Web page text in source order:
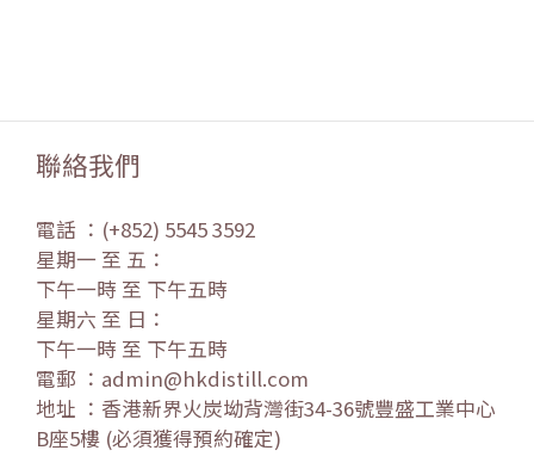
聯絡我們
電話 ：(+852) 5545 3592
星期一 至 五：
下午一時 至 下午五時
星期六 至 日：
下午一時 至 下午五時
電郵 ：admin@hkdistill.com
地址 ：香港新界火炭坳背灣街34-36號豐盛工業中心
B座5樓 (必須獲得預約確定)